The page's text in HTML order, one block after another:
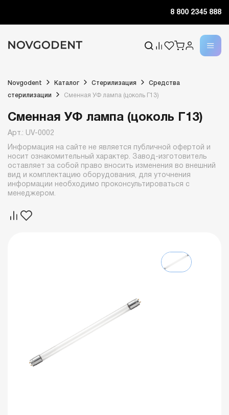
8 800 2345 888
Novgodent Каталог Стерилизация Средства
стерилизации Сменная УФ лампа (цоколь Г13)
Сменная УФ лампа (цоколь Г13)
Арт.: UV-0002
Информация на сайте не является публичной офертой и
носит ознакомительный характер. Завод-изготовитель
оставляет за собой право вносить изменения во внешний
вид и комплектацию оборудования, для уточнения
информации необходимо проконсультироваться с
менеджером.